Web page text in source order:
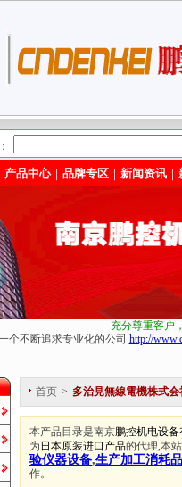
产品中心｜ 品牌专区｜ 新闻资讯｜
充分尊重客户
个不断追求专业化的公司 http://
首页 > 多治見無線電機株式
本产品目录是南京鹏控机电设备
为 日本原装进口产品的代理,本
验仪器设备,生产加工消耗品
作。